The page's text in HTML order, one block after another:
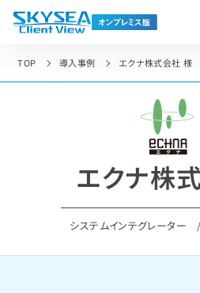
TOP 導入事例 エクナ株式会社 様
エクナ株
システムインテグレーター